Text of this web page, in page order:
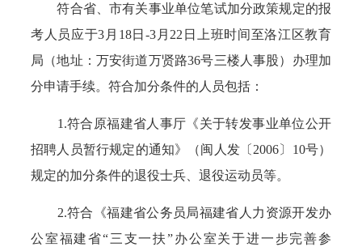
符合省、市有关事业单位笔试加分政策规定的报
考人员应于3月18日-3月22日上班时间至洛江区教育
局（地址：万安街道万贤路36号三楼人事股）办理加
分申请手续。符合加分条件的人员包括：
1.符合原福建省人事厅《关于转发事业单位公开
招聘人员暂行规定的通知》（闽人发〔2006〕10号）
规定的加分条件的退役士兵、退役运动员等。
2.符合《福建省公务员局福建省人力资源开发办
公室福建省“三支一扶”办公室关于进一步完善参